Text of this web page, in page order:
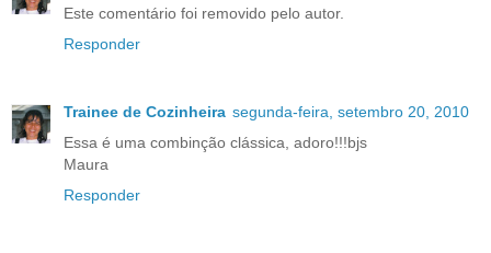
Este comentário foi removido pelo autor.
Responder
Trainee de Cozinheira segunda-feira, setembro 20, 2010
Essa é uma combinção clássica, adoro!!!bjs
Maura
Responder